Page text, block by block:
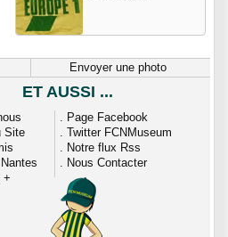
Envoyer une photo
ET AUSSI ...
Site
+
. Page Facebook
. Twitter FCNMuseum
. Notre flux Rss
. Nous Contacter